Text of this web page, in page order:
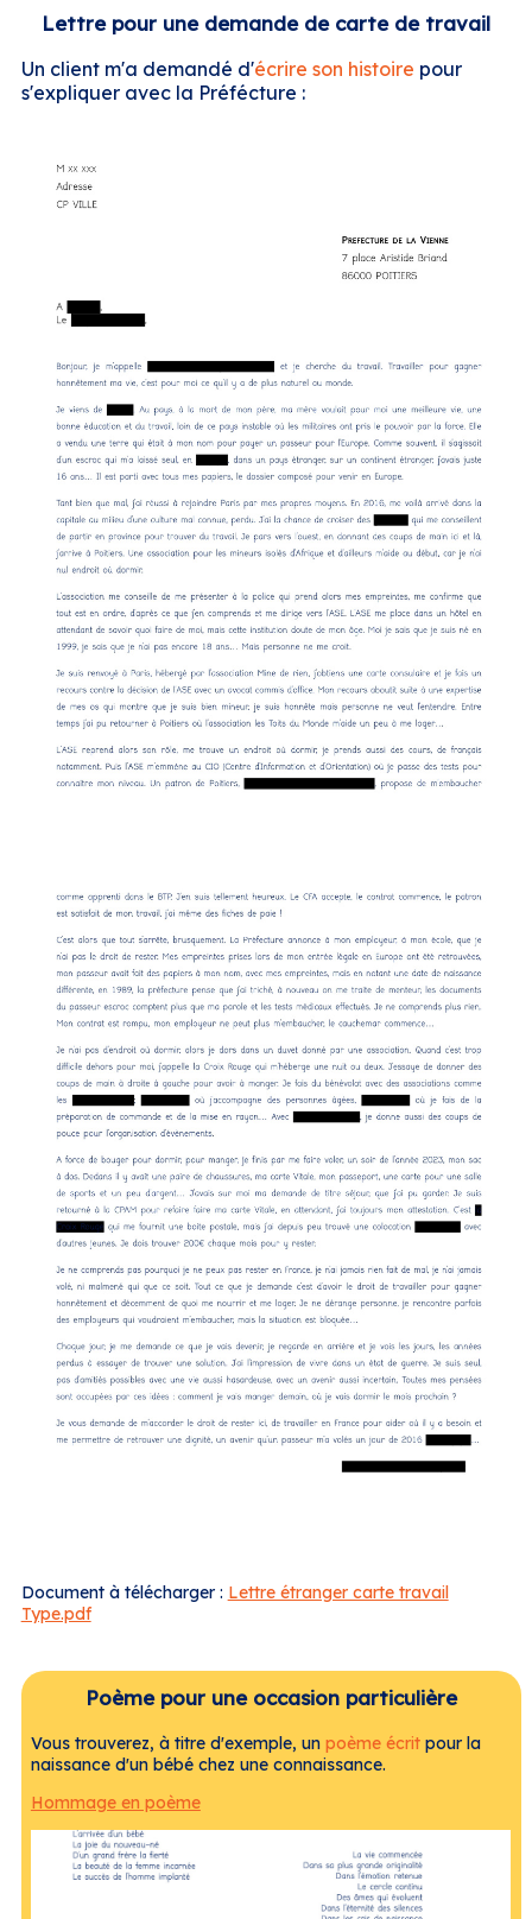
Lettre pour une demande de carte de travail
Un client m'a demandé d'écrire son histoire pour
s'expliquer avec la Préfécture :
Document à télécharger : Lettre étranger carte travail
Type.pdf
Poème pour une occasion particulière
Vous trouverez, à titre d'exemple, un poème écritpour la
naissance d'un bébé chez une connaissance.
Hommage en poème